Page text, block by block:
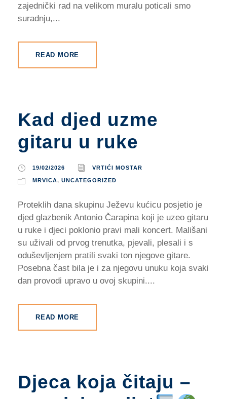
zajednički rad na velikom muralu poticali smo
suradnju,...
READ MORE
Kad djed uzme
gitaru u ruke
19/02/2026 VRTIĆI MOSTAR
MRVICA, UNCATEGORIZED
Proteklih dana skupinu Ježevu kućicu posjetio je
djed glazbenik Antonio Čarapina koji je uzeo gitaru
u ruke i djeci poklonio pravi mali koncert. Mališani
su uživali od prvog trenutka, pjevali, plesali i s
oduševljenjem pratili svaki ton njegove gitare.
Posebna čast bila je i za njegovu unuku koja svaki
dan provodi upravo u ovoj skupini....
READ MORE
Djeca koja čitaju –